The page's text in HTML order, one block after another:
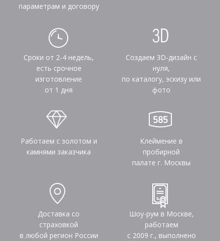
параметрам и договору
Сроки от 2-4 недель,
есть срочное
изготовление
от 1 дня
Создаем 3D-дизайн с
нуля,
по каталогу, эскизу или
фото
Работаем с золотом и
камнями заказчика
Клеймение в
пробирной
палате г. Москвы
Доставка со
страховкой
в любой регион России
Шоу-рум в Москве,
работаем
с 2009 г., выполнено